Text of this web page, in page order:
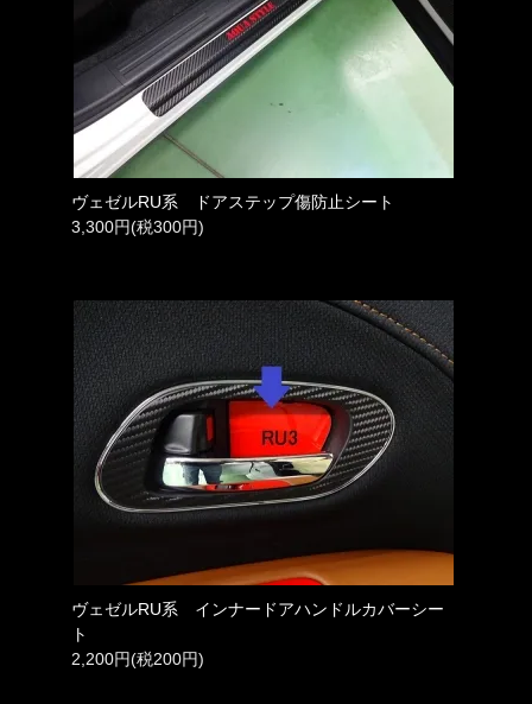
ヴェゼルRU系 ドアステップ傷防止シート
3,300円(税300円)
ヴェゼルRU系 インナードアハンドルカバーシー
ト
2,200円(税200円)